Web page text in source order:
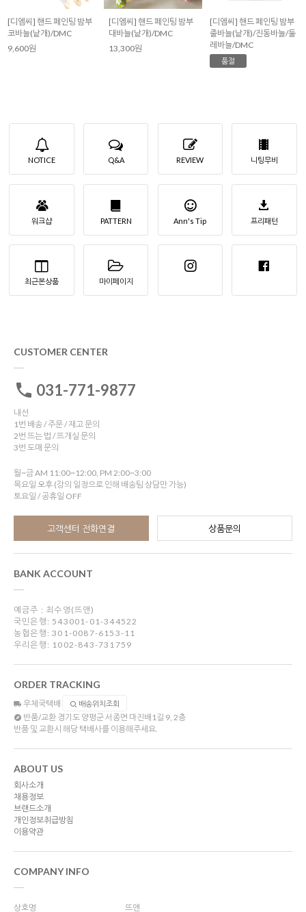
[디엠씨] 핸드 페인팅 밤부
코바늘(낱개)/DMC
9,600원
[디엠씨] 핸드 페인팅 밤부
대바늘(낱개)/DMC
13,300원
[디엠씨] 핸드 페인팅 밤부
줄바늘(낱개)/진동바늘/둘
레바늘/DMC
품절
NOTICE Q&A REVIEW 니팅무비
워크샵 PATTERN Ann's Tip 프리패턴
최근본상품 마이페이지
CUSTOMER CENTER
031-771-9877
내선
1번 배송 / 주문 / 재고 문의
2번 뜨는 법 / 뜨개실 문의
3번 도매 문의
월~금 AM 11:00~12:00, PM 2:00~3:00
목요일 오후 (강의 일정으로 인해 배송팀 상담만 가능)
토요일 / 공휴일 OFF
고객센터 전화연결 상품문의
BANK ACCOUNT
예금주 : 최수영(뜨앤)
국민은행: 543001-01-344522
농협은행: 301-0087-6153-11
우리은행: 1002-843-731759
ORDER TRACKING
우체국택배 배송위치조회
반품/교환 경기도 양평군 서종면 마진배1길 9, 2층
반품 및 교환시 해당 택배사를 이용해주세요.
ABOUT US
회사소개
채용정보
브랜드소개
개인정보취급방침
이용약관
COMPANY INFO
상호명 뜨앤